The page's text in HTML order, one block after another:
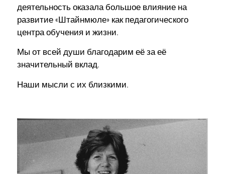
деятельность оказала большое влияние на
развитие «Штайнмюле» как педагогического
центра обучения и жизни.
Мы от всей души благодарим её за её
значительный вклад.
Наши мысли с их близкими.